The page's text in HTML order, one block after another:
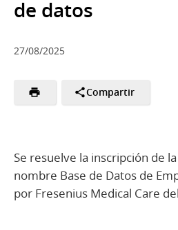
de datos
27/08/2025
Compartir
Se resuelve la inscripción de
nombre Base de Datos de
por Fresenius Medical Care